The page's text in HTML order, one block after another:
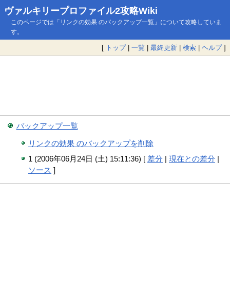
ヴァルキリープロファイル2攻略Wiki
このページでは「リンクの効果 のバックアップ一覧」について攻略していま
す。
[ トップ| 一覧 | 最終更新 | 検索 | ヘルプ]
バックアップ一覧
リンクの効果 のバックアップを削除
1 (2006年06月24日 (土) 15:11:36) [ 差分 |現在との差分 |
ソース ]